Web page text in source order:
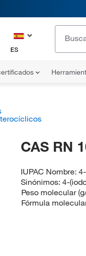
ES
CAS RN
IUPAC Nombre:
Sinónimos:4-
Peso molecular
Fórmula